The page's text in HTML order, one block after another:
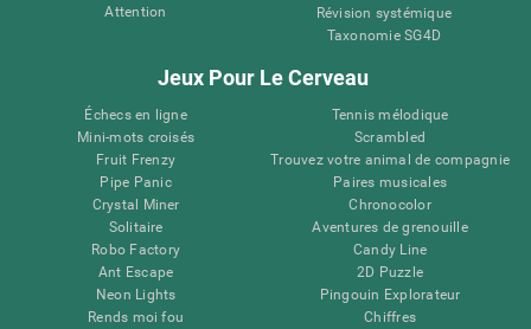
Attention
Révision systémique
Taxonomie SG4D
Jeux Pour Le Cerveau
Échecs en ligne
Mini-mots croisés
Fruit Frenzy
Pipe Panic
Crystal Miner
Solitaire
Robo Factory
Ant Escape
Neon Lights
Rends moi fou
Tennis mélodique
Scrambled
Trouvez votre animal de compagnie
Paires musicales
Chronocolor
Aventures de grenouille
Candy Line
2D Puzzle
Pingouin Explorateur
Chiffres